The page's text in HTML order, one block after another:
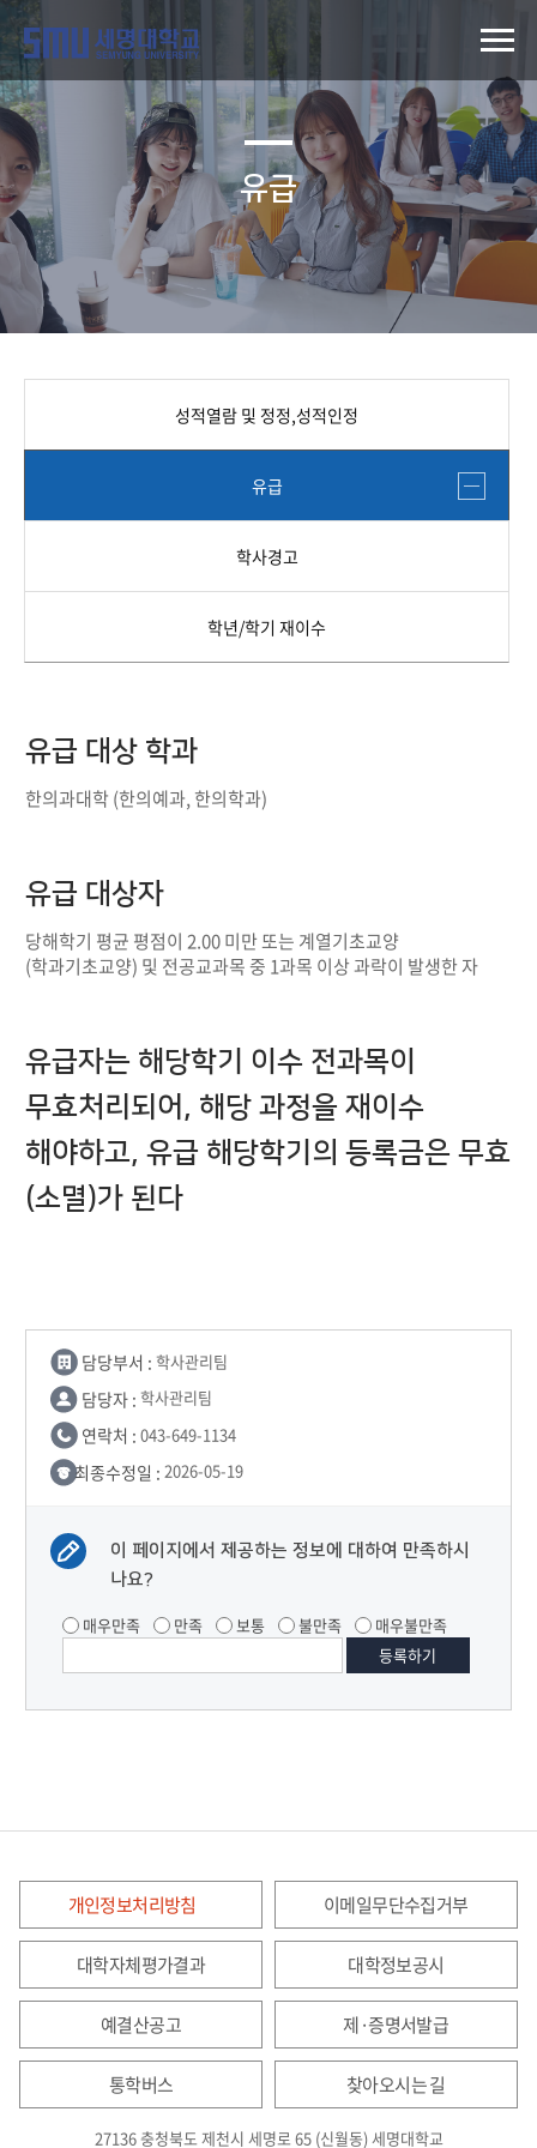
유급
성적열람 및 정정,성적인정
유급
학사경고
학년/학기 재이수
유급 대상 학과
한의과대학 (한의예과, 한의학과)
유급 대상자
당해학기 평균 평점이 2.00 미만 또는 계열기초교양
(학과기초교양) 및 전공교과목 중 1과목 이상 과락이 발생한 자
유급자는 해당학기 이수 전과목이
무효처리되어, 해당 과정을 재이수
해야하고, 유급 해당학기의 등록금은 무효
(소멸)가 된다
담당부서 : 학사관리팀
담당자 : 학사관리팀
연락처 : 043-649-1134
최종수정일 : 2026-05-19
이 페이지에서 제공하는 정보에 대하여 만족하시
나요?
매우만족 만족 보통 불만족 매우불만족
개인정보처리방침 이메일무단수집거부
대학자체평가결과 대학정보공시
예결산공고 제·증명서발급
통학버스 찾아오시는 길
27136 충청북도 제천시 세명로 65 (신월동) 세명대학교